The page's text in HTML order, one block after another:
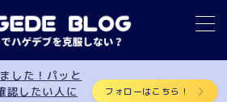
した！パッと
認したい人に
フォローはこちら！